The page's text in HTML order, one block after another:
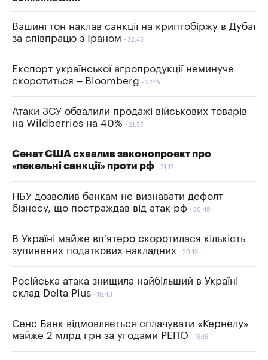
Вашингтон наклав санкції на криптобіржу в Дубаї
за співпрацю з Іраном
22:45
Експорт української агропродукції неминуче
скоротиться – Bloomberg
22:15
Атаки ЗСУ обвалили продажі військових товарів
на Wildberries на 40%
21:57
Сенат США схвалив законопроект про
«пекельні санкції» проти рф
21:17
НБУ дозволив банкам не визнавати дефолт
бізнесу, що постраждав від атак рф
20:49
В Україні майже вп'ятеро скоротилася кількість
зупинених податкових накладних
20:13
Російська атака знищила найбільший в Україні
склад Delta Plus
19:40
Сенс Банк відмовляється сплачувати «Кернелу»
майже 2 млрд грн за угодами РЕПО
19:16